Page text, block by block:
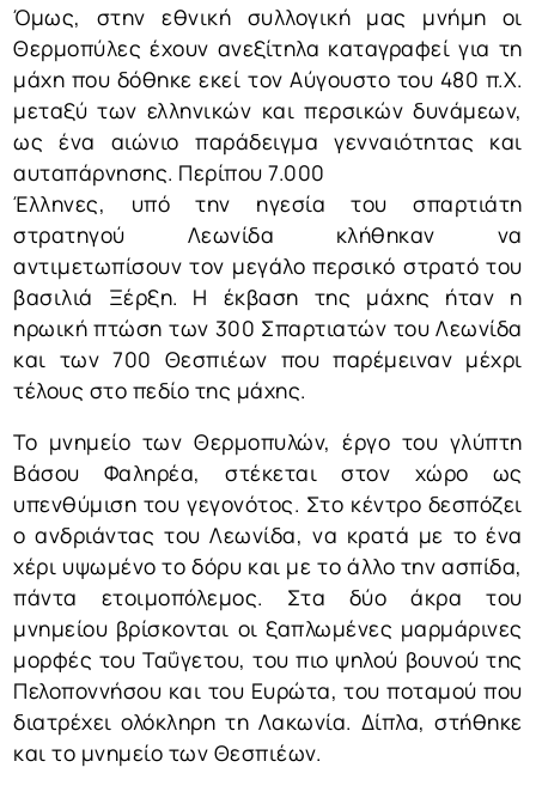
Όμως, στην εθνική συλλογική μας μνήμη οι
Θερμοπύλες έχουν ανεξίτηλα καταγραφεί για τη
μάχη που δόθηκε εκεί τον Αύγουστο του 480 π.Χ.
μεταξύ των ελληνικών και περσικών δυνάμεων,
ως ένα αιώνιο παράδειγμα γενναιότητας και
αυταπάρνησης. Περίπου 7.000
Έλληνες, υπό την ηγεσία του σπαρτιάτη
στρατηγού Λεωνίδα κλήθηκαν να
αντιμετωπίσουν τον μεγάλο περσικό στρατό του
βασιλιά Ξέρξη. Η έκβαση της μάχης ήταν η
ηρωική πτώση των 300 Σπαρτιατών του Λεωνίδα
και των 700 Θεσπιέων που παρέμειναν μέχρι
τέλους στο πεδίο της μάχης.
Το μνημείο των Θερμοπυλών, έργο του γλύπτη
Βάσου Φαληρέα, στέκεται στον χώρο ως
υπενθύμιση του γεγονότος. Στο κέντρο δεσπόζει
ο ανδριάντας του Λεωνίδα, να κρατά με το ένα
χέρι υψωμένο το δόρυ και με το άλλο την ασπίδα,
πάντα ετοιμοπόλεμος. Στα δύο άκρα του
μνημείου βρίσκονται οι ξαπλωμένες μαρμάρινες
μορφές του Ταΰγετου, του πιο ψηλού βουνού της
Πελοποννήσου και του Ευρώτα, του ποταμού που
διατρέχει ολόκληρη τη Λακωνία. Δίπλα, στήθηκε
και το μνημείο των Θεσπιέων.